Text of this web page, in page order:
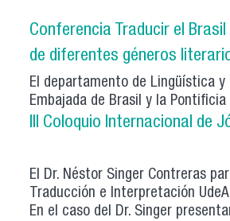
Conferencia Traducir el
de diferentes géneros
El departamento de Lingüística
Embajada de Brasil y la
III Coloquio Internacional de
El Dr. Néstor Singer Contreras
Traducción e Interpretación
En el caso del Dr. Singer